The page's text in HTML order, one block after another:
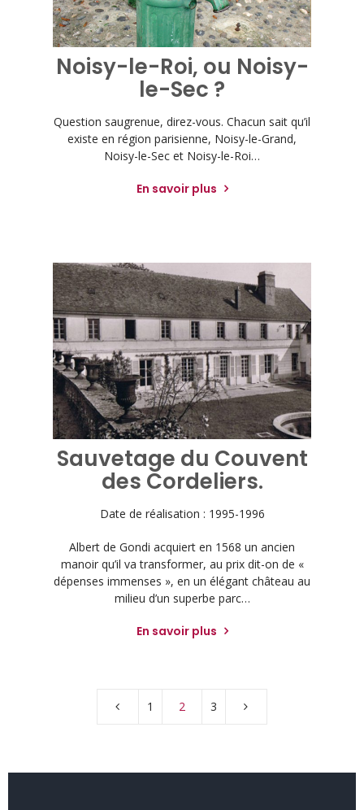
Noisy-le-Roi, ou Noisy-
le-Sec ?
Question saugrenue, direz-vous. Chacun sait qu’il
existe en région parisienne, Noisy-le-Grand,
Noisy-le-Sec et Noisy-le-Roi…
En savoir plus
Sauvetage du Couvent
des Cordeliers.
Date de réalisation : 1995-1996
Albert de Gondi acquiert en 1568 un ancien
manoir qu’il va transformer, au prix dit-on de «
dépenses immenses », en un élégant château au
milieu d’un superbe parc…
En savoir plus
1 2 3